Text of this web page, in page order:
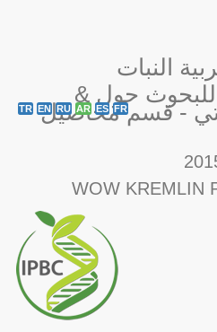
النبات
& المنظمة الاوروبية للبحوث حول
- قسم محاصيل TR EN RU AR ES FR